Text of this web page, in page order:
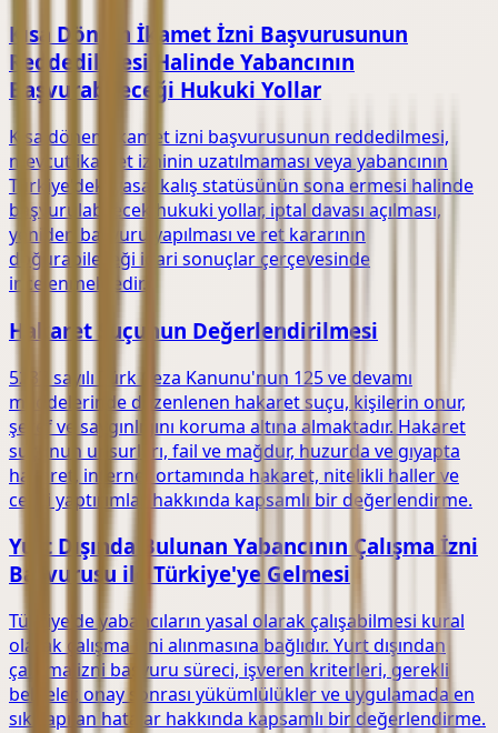
Kısa Dönem İkamet İzni Başvurusunun
Reddedilmesi Halinde Yabancının
Başvurabileceği Hukuki Yollar
Kısa dönem ikamet izni başvurusunun reddedilmesi,
mevcut ikamet izninin uzatılmaması veya yabancının
Türkiye'deki yasal kalış statüsünün sona ermesi halinde
başvurulabilecek hukuki yollar, iptal davası açılması,
yeniden başvuru yapılması ve ret kararının
doğurabileceği idari sonuçlar çerçevesinde
incelenmektedir.
Hakaret Suçunun Değerlendirilmesi
5237 sayılı Türk Ceza Kanunu'nun 125 ve devamı
maddelerinde düzenlenen hakaret suçu, kişilerin onur,
şeref ve saygınlığını koruma altına almaktadır. Hakaret
suçunun unsurları, fail ve mağdur, huzurda ve gıyapta
hakaret, internet ortamında hakaret, nitelikli haller ve
cezai yaptırımlar hakkında kapsamlı bir değerlendirme.
Yurt Dışında Bulunan Yabancının Çalışma İzni
Başvurusu ile Türkiye'ye Gelmesi
Türkiye'de yabancıların yasal olarak çalışabilmesi kural
olarak çalışma izni alınmasına bağlıdır. Yurt dışından
çalışma izni başvuru süreci, işveren kriterleri, gerekli
belgeler, onay sonrası yükümlülükler ve uygulamada en
sık yapılan hatalar hakkında kapsamlı bir değerlendirme.